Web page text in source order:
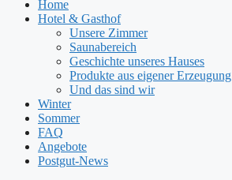
Home
Hotel & Gasthof
Unsere Zimmer
Saunabereich
Geschichte unseres Hauses
Produkte aus eigener Erzeugung
Und das sind wir
Winter
Sommer
FAQ
Angebote
Postgut-News